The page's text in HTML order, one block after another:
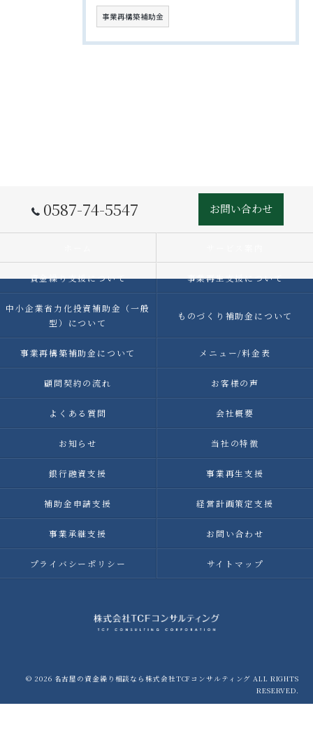
事業再構築補助金
0587-74-5547 お問い合わせ
資金繰り支援について 事業再生支援について
中小企業省力化投資補助金（一般
型）について
ものづくり補助金について
事業再構築補助金について メニュー/料金表
顧問契約の流れ お客様の声
よくある質問 会社概要
お知らせ 当社の特徴
銀行融資支援 事業再生支援
補助金申請支援 経営計画策定支援
事業承継支援 お問い合わせ
プライバシーポリシー サイトマップ
© 2026 名古屋の資金繰り相談なら株式会社TCFコンサルティング ALL RIGHTS
RESERVED.